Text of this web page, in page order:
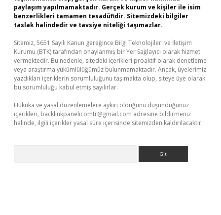
paylaşım yapılmamaktadır. Gerçek kurum ve kişiler ile isim
benzerlikleri tamamen tesadüfidir. Sitemizdeki bilgiler
taslak halindedir ve tavsiye niteliği taşımazlar.
Sitemiz, 5651 Sayılı Kanun gereğince Bilgi Teknolojileri ve İletişim
Kurumu (BTK) tarafından onaylanmış bir Yer Sağlayıcı olarak hizmet
vermektedir. Bu nedenle, sitedeki içerikleri proaktif olarak denetleme
veya araştırma yükümlülüğümüz bulunmamaktadır. Ancak, üyelerimiz
yazdıkları içeriklerin sorumluluğunu taşımakta olup, siteye üye olarak
bu sorumluluğu kabul etmiş sayılırlar.
Hukuka ve yasal düzenlemelere aykırı olduğunu düşündüğünüz
içerikleri, backlinkpanelicomtr@gmail.com adresine bildirmeniz
halinde, ilgili içerikler yasal süre içerisinde sitemizden kaldırılacaktır.